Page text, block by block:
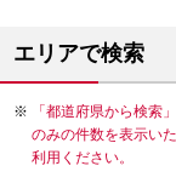
エリアで検索
「都道府県から検索
のみの件数を表示い
利用ください。